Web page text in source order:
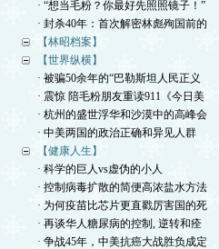
· “想当毛粉？你最好先照照镜子！”
· 封杀40年：首次解密林彪殉国前的
【林昭档案】
【世界纵横】
· 被骗50余年的“巴勒斯坦人民正义
· 震惊 陪毛粉朋友重读911《今日美
· 杭州的盛世浮华和沙漠中的高峰会
· 中美两国的政治正确和异见人群
【健康人生】
· 科学的巨人vs虚伪的小人
· 控制病毒扩散的简便高浓盐水方法
· 为何疫苗比芯片更直戳厉害国的死
· 再谈华人糖尿病的控制, 逆转和痊
· 争战45年，中美抗癌大战胜负成定